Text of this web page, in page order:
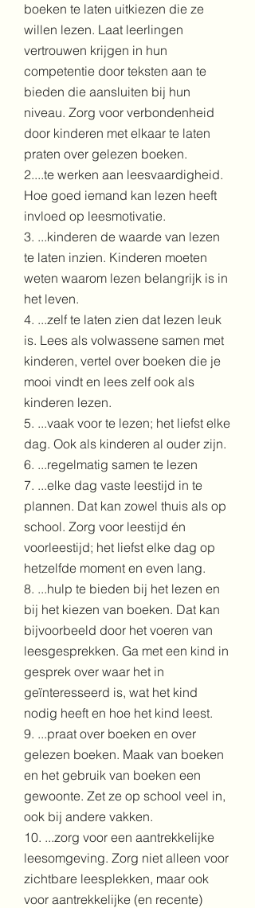
boeken te laten uitkiezen die ze
willen lezen. Laat leerlingen
vertrouwen krijgen in hun
competentie door teksten aan te
bieden die aansluiten bij hun
niveau. Zorg voor verbondenheid
door kinderen met elkaar te laten
praten over gelezen boeken.
2....te werken aan leesvaardigheid.
Hoe goed iemand kan lezen heeft
invloed op leesmotivatie.
3. ...kinderen de waarde van lezen
te laten inzien. Kinderen moeten
weten waarom lezen belangrijk is in
het leven.
4. ...zelf te laten zien dat lezen leuk
is. Lees als volwassene samen met
kinderen, vertel over boeken die je
mooi vindt en lees zelf ook als
kinderen lezen.
5. ...vaak voor te lezen; het liefst elke
dag. Ook als kinderen al ouder zijn.
6. ...regelmatig samen te lezen
7. ...elke dag vaste leestijd in te
plannen. Dat kan zowel thuis als op
school. Zorg voor leestijd én
voorleestijd; het liefst elke dag op
hetzelfde moment en even lang.
8. ...hulp te bieden bij het lezen en
bij het kiezen van boeken. Dat kan
bijvoorbeeld door het voeren van
leesgesprekken. Ga met een kind in
gesprek over waar het in
geïnteresseerd is, wat het kind
nodig heeft en hoe het kind leest.
9. ...praat over boeken en over
gelezen boeken. Maak van boeken
en het gebruik van boeken een
gewoonte. Zet ze op school veel in,
ook bij andere vakken.
10. ...zorg voor een aantrekkelijke
leesomgeving. Zorg niet alleen voor
zichtbare leesplekken, maar ook
voor aantrekkelijke (en recente)